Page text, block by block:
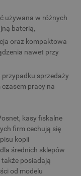
używana w różnych
baterią,
oraz kompaktowa
nawet przy
przypadku sprzedaży
pracy na
kasy fiskalne
firm cechują się
kopii
średnich sklepów
posiadają
od modelu